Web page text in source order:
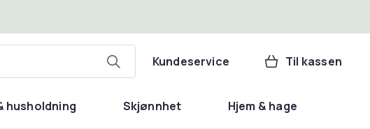
Kundeservice Til kassen
husholdning Skjønnhet Hjem & hage